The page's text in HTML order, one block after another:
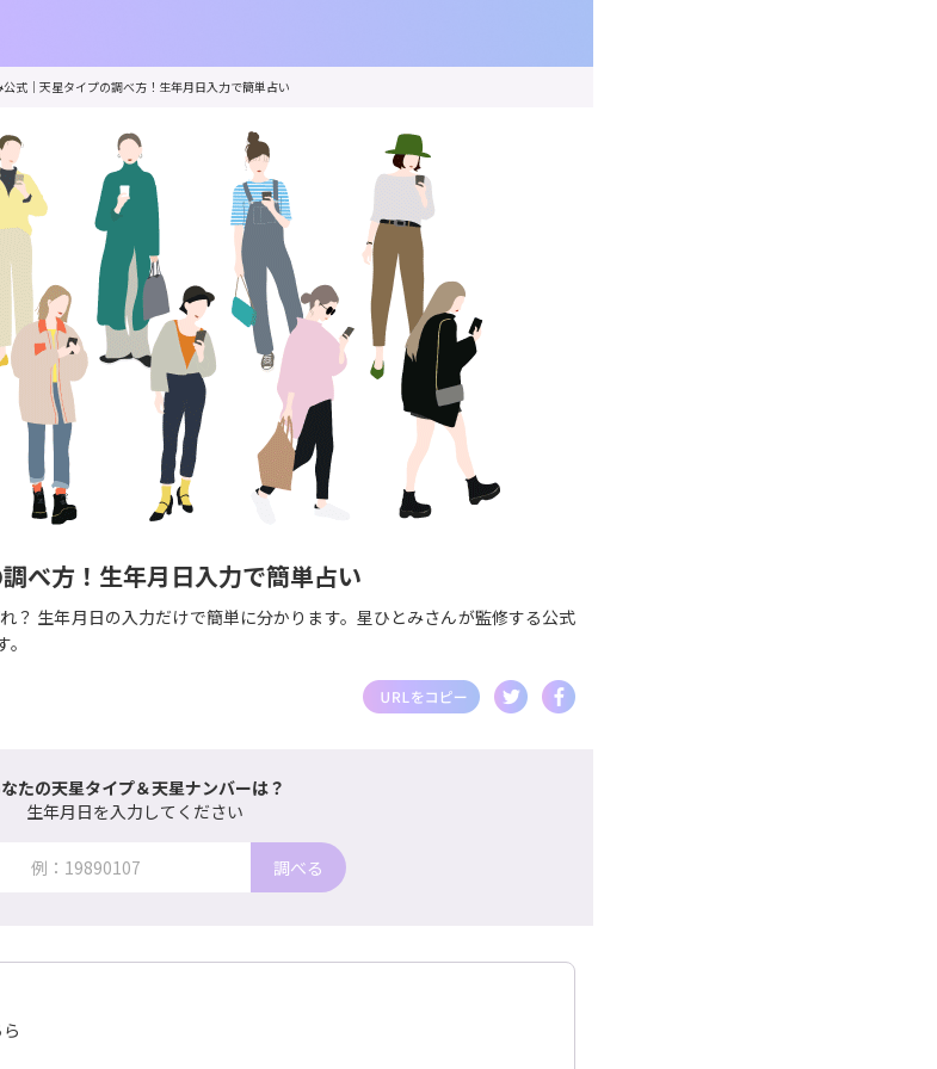
公式｜天星タイプの調べ方！生年月日入力で簡単占い
べ方！生年月日入力で簡単占い
？ 生年月日の入力だけで簡単に分かります。星ひとみさんが監修する公式
たの天星タイプ＆天星ナンバーは？
生年月日を入力してください
調べる